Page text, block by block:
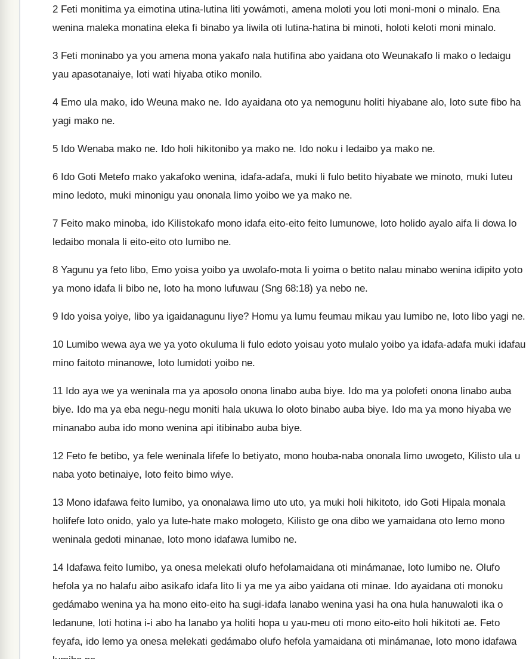
2 Feti monitima ya eimotina utina-lutina liti yowámoti, amena moloti you loti moni-moni o minalo. Ena
wenina maleka monatina eleka fi binabo ya liwila oti lutina-hatina bi minoti, holoti keloti moni minalo.
3 Feti moninabo ya you amena mona yakafo nala hutifina abo yaidana oto Weunakafo li mako o ledaigu
yau apasotanaiye, loti wati hiyaba otiko monilo.
4 Emo ula mako, ido Weuna mako ne. Ido ayaidana oto ya nemogunu holiti hiyabane alo, loto sute fibo ha
yagi mako ne.
5 Ido Wenaba mako ne. Ido holi hikitonibo ya mako ne. Ido noku i ledaibo ya mako ne.
6 Ido Goti Metefo mako yakafoko wenina, idafa-adafa, muki li fulo betito hiyabate we minoto, muki luteu
mino ledoto, muki minonigu yau ononala limo yoibo we ya mako ne.
7 Feito mako minoba, ido Kilistokafo mono idafa eito-eito feito lumunowe, loto holido ayalo aifa li dowa lo
ledaibo monala li eito-eito oto lumibo ne.
8 Yagunu ya feto libo, Emo yoisa yoibo ya uwolafo-mota li yoima o betito nalau minabo wenina idipito yoto
ya mono idafa li bibo ne, loto ha mono lufuwau (Sng 68:18) ya nebo ne.
9 Ido yoisa yoiye, libo ya igaidanagunu liye? Homu ya lumu feumau mikau yau lumibo ne, loto libo yagi ne.
10 Lumibo wewa aya we ya yoto okuluma li fulo edoto yoisau yoto mulalo yoibo ya idafa-adafa muki idafau
mino faitoto minanowe, loto lumidoti yoibo ne.
11 Ido aya we ya weninala ma ya aposolo onona linabo auba biye. Ido ma ya polofeti onona linabo auba
biye. Ido ma ya eba negu-negu moniti hala ukuwa lo oloto binabo auba biye. Ido ma ya mono hiyaba we
minanabo auba ido mono wenina api itibinabo auba biye.
12 Feto fe betibo, ya fele weninala lifefe lo betiyato, mono houba-naba ononala limo uwogeto, Kilisto ula u
naba yoto betinaiye, loto feito bimo wiye.
13 Mono idafawa feito lumibo, ya ononalawa limo uto uto, ya muki holi hikitoto, ido Goti Hipala monala
holifefe loto onido, yalo ya lute-hate mako mologeto, Kilisto ge ona dibo we yamaidana oto lemo mono
weninala gedoti minanae, loto mono idafawa lumibo ne.
14 Idafawa feito lumibo, ya onesa melekati olufo hefolamaidana oti minámanae, loto lumibo ne. Olufo
hefola ya no halafu aibo asikafo idafa lito li ya me ya aibo yaidana oti minae. Ido ayaidana oti monoku
gedámabo wenina ya ha mono eito-eito ha sugi-idafa lanabo wenina yasi ha ona hula hanuwaloti ika o
ledanune, loti hotina i-i abo ha lanabo ya holiti hopa u yau-meu oti mono eito-eito holi hikitoti ae. Feto
feyafa, ido lemo ya onesa melekati gedámabo olufo hefola yamaidana oti minámanae, loto mono idafawa